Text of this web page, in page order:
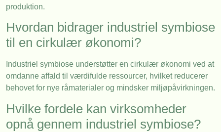
produktion.
Hvordan bidrager industriel symbiose
til en cirkulær økonomi?
Industriel symbiose understøtter en cirkulær økonomi ved at
omdanne affald til værdifulde ressourcer, hvilket reducerer
behovet for nye råmaterialer og mindsker miljøpåvirkningen.
Hvilke fordele kan virksomheder
opnå gennem industriel symbiose?